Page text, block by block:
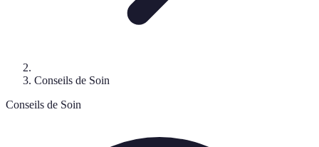
Conseils de Soin
Conseils de Soin